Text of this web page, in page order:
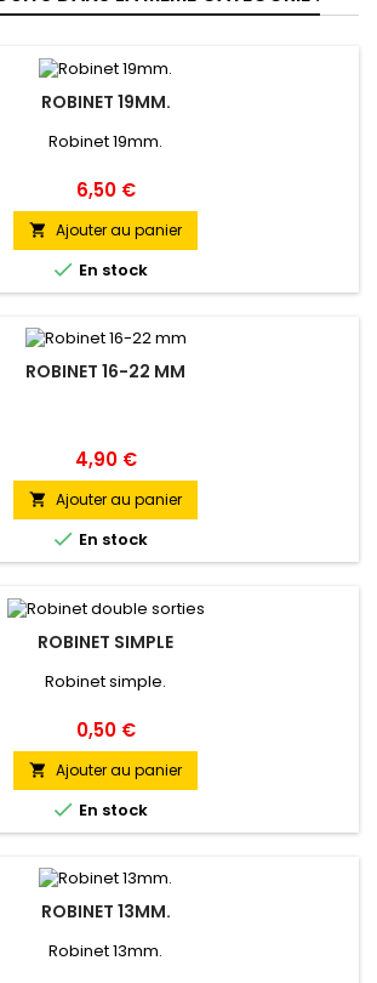
ROBINET 19MM.
Robinet 19mm.
Prix
6,50 €
 Ajouter au panier
 En stock
ROBINET 16-22 MM
Prix
4,90 €
 Ajouter au panier
 En stock
ROBINET SIMPLE
Robinet simple.
Prix
0,50 €
 Ajouter au panier
 En stock
ROBINET 13MM.
Robinet 13mm.